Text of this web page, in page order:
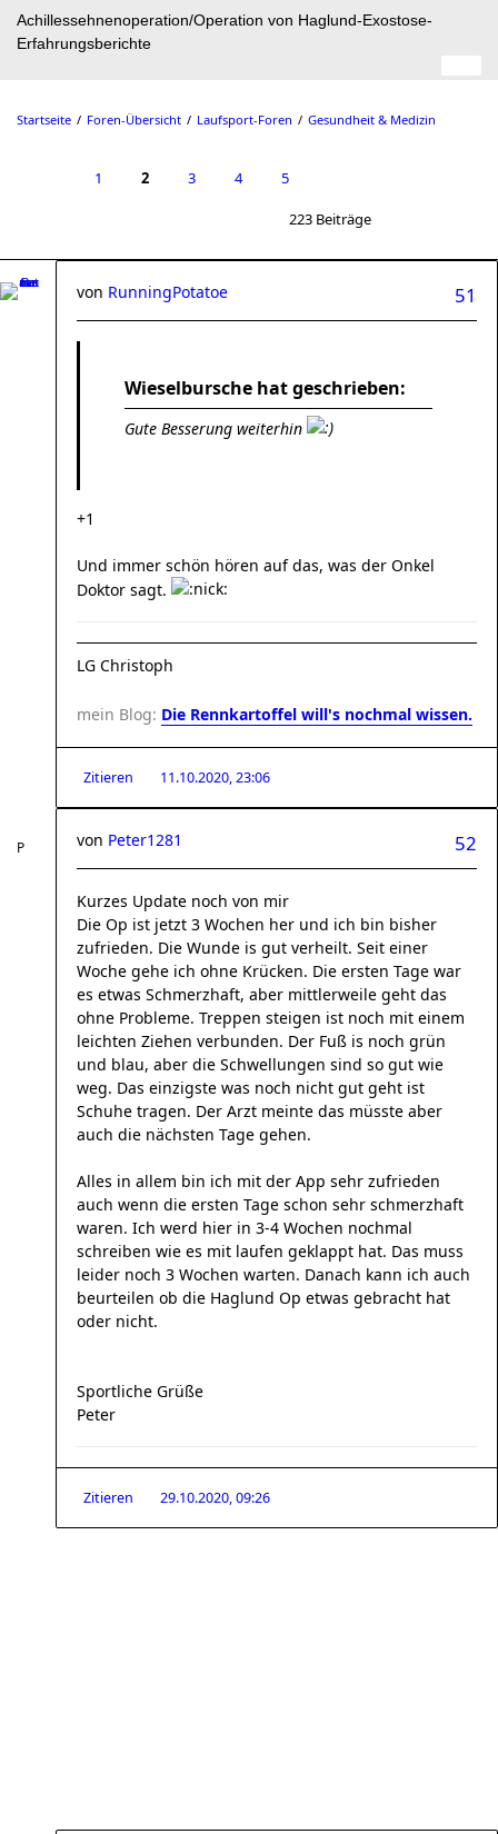
Achillessehnenoperation/Operation von Haglund-Exostose-
Erfahrungsberichte
Startseite Foren-Übersicht Laufsport-Foren Gesundheit & Medizin
1 2 3 4 5
223 Beiträge
51
von RunningPotatoe
Wieselbursche hat geschrieben:
Gute Besserung weiterhin
+1
Und immer schön hören auf das, was der Onkel
Doktor sagt.
LG Christoph
mein Blog: Die Rennkartoffel will's nochmal wissen.
Zitieren 11.10.2020, 23:06
52
von Peter1281
Kurzes Update noch von mir
Die Op ist jetzt 3 Wochen her und ich bin bisher
zufrieden. Die Wunde is gut verheilt. Seit einer
Woche gehe ich ohne Krücken. Die ersten Tage war
es etwas Schmerzhaft, aber mittlerweile geht das
ohne Probleme. Treppen steigen ist noch mit einem
leichten Ziehen verbunden. Der Fuß is noch grün
und blau, aber die Schwellungen sind so gut wie
weg. Das einzigste was noch nicht gut geht ist
Schuhe tragen. Der Arzt meinte das müsste aber
auch die nächsten Tage gehen.
Alles in allem bin ich mit der App sehr zufrieden
auch wenn die ersten Tage schon sehr schmerzhaft
waren. Ich werd hier in 3-4 Wochen nochmal
schreiben wie es mit laufen geklappt hat. Das muss
leider noch 3 Wochen warten. Danach kann ich auch
beurteilen ob die Haglund Op etwas gebracht hat
oder nicht.
Sportliche Grüße
Peter
Zitieren 29.10.2020, 09:26